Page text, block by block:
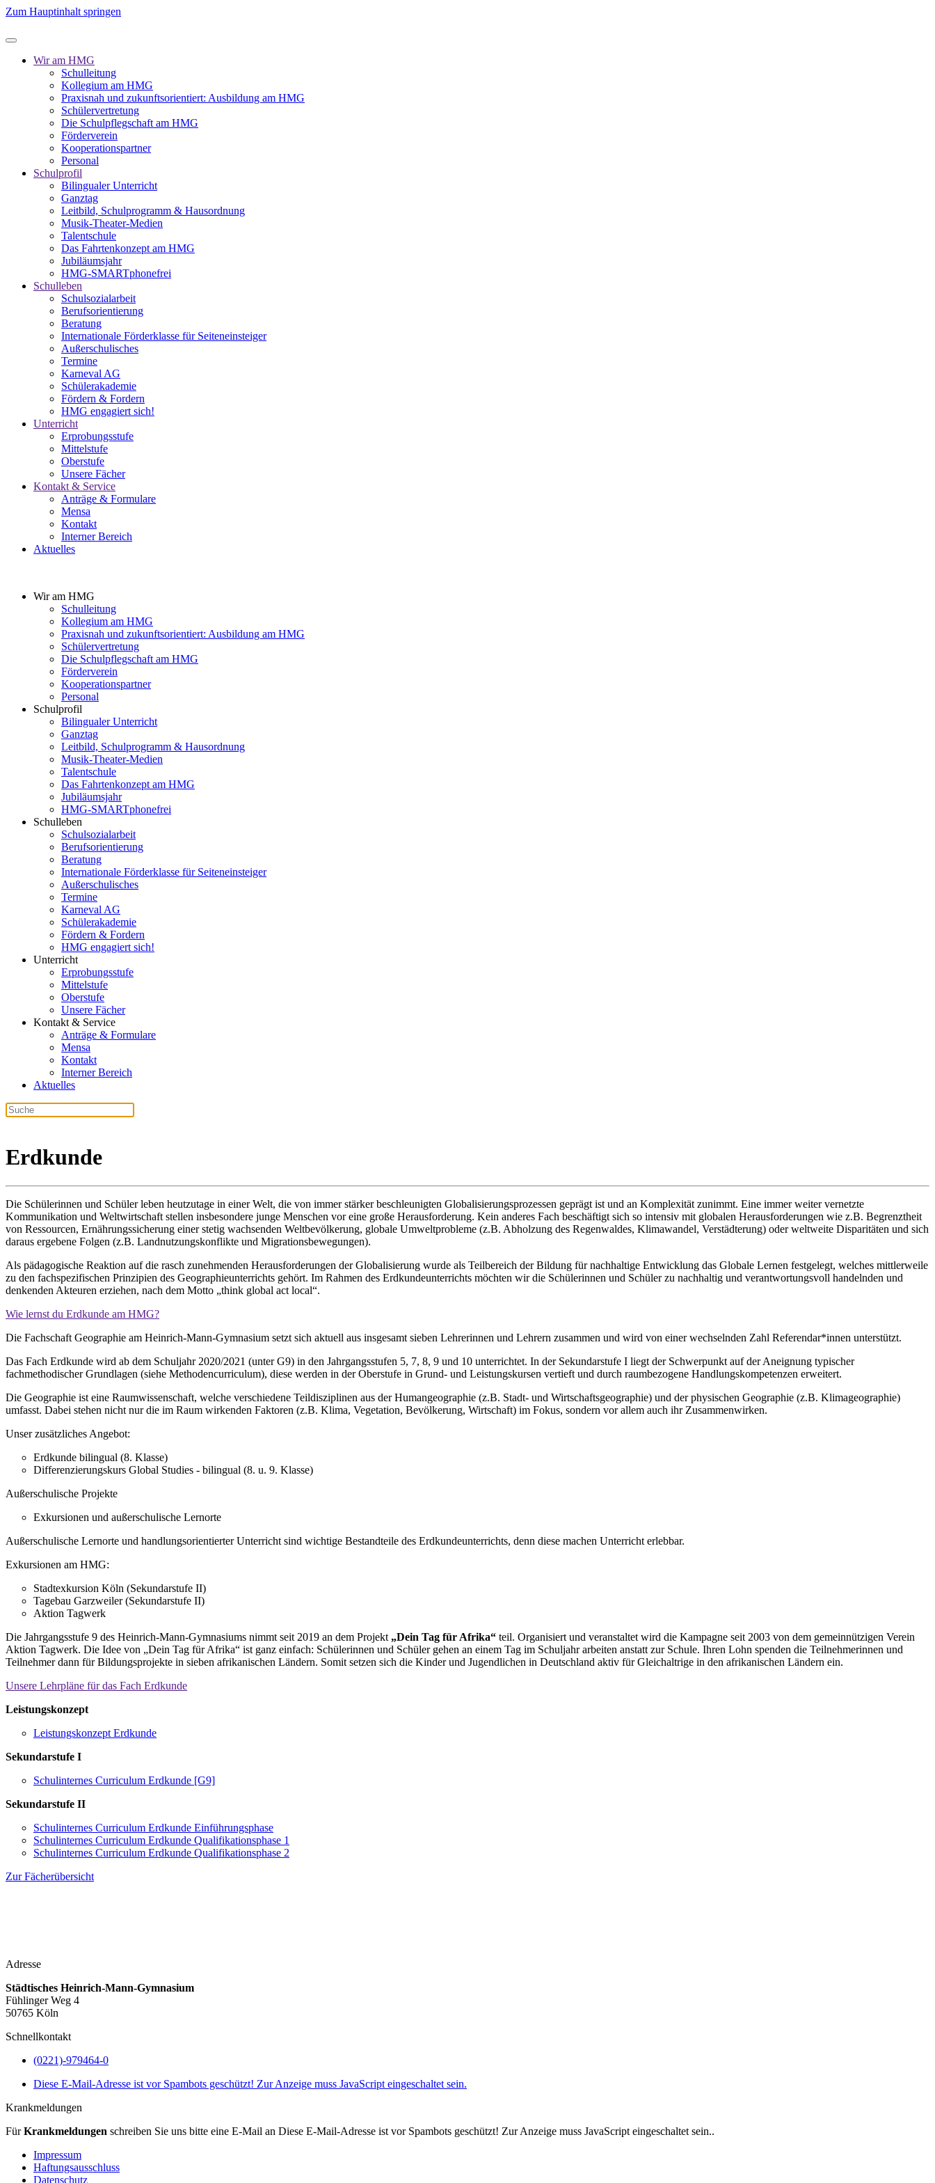
Zum Hauptinhalt springen
Wir am HMG
Schulleitung
Kollegium am HMG
Praxisnah und zukunftsorientiert: Ausbildung am HMG
Schülervertretung
Die Schulpflegschaft am HMG
Förderverein
Kooperationspartner
Personal
Schulprofil
Bilingualer Unterricht
Ganztag
Leitbild, Schulprogramm & Hausordnung
Musik-Theater-Medien
Talentschule
Das Fahrtenkonzept am HMG
Jubiläumsjahr
HMG-SMARTphonefrei
Schulleben
Schulsozialarbeit
Berufsorientierung
Beratung
Internationale Förderklasse für Seiteneinsteiger
Außerschulisches
Termine
Karneval AG
Schülerakademie
Fördern & Fordern
HMG engagiert sich!
Unterricht
Erprobungsstufe
Mittelstufe
Oberstufe
Unsere Fächer
Kontakt & Service
Anträge & Formulare
Mensa
Kontakt
Interner Bereich
Aktuelles
Wir am HMG
Schulleitung
Kollegium am HMG
Praxisnah und zukunftsorientiert: Ausbildung am HMG
Schülervertretung
Die Schulpflegschaft am HMG
Förderverein
Kooperationspartner
Personal
Schulprofil
Bilingualer Unterricht
Ganztag
Leitbild, Schulprogramm & Hausordnung
Musik-Theater-Medien
Talentschule
Das Fahrtenkonzept am HMG
Jubiläumsjahr
HMG-SMARTphonefrei
Schulleben
Schulsozialarbeit
Berufsorientierung
Beratung
Internationale Förderklasse für Seiteneinsteiger
Außerschulisches
Termine
Karneval AG
Schülerakademie
Fördern & Fordern
HMG engagiert sich!
Unterricht
Erprobungsstufe
Mittelstufe
Oberstufe
Unsere Fächer
Kontakt & Service
Anträge & Formulare
Mensa
Kontakt
Interner Bereich
Aktuelles
Erdkunde
Die Schülerinnen und Schüler leben heutzutage in einer Welt, die von immer stärker beschleunigten Globalisierungsprozessen geprägt ist und an Komplexität zunimmt. Eine immer weiter vernetzte
Kommunikation und Weltwirtschaft stellen insbesondere junge Menschen vor eine große Herausforderung. Kein anderes Fach beschäftigt sich so intensiv mit globalen Herausforderungen wie z.B. Begrenztheit
von Ressourcen, Ernährungssicherung einer stetig wachsenden Weltbevölkerung, globale Umweltprobleme (z.B. Abholzung des Regenwaldes, Klimawandel, Verstädterung) oder weltweite Disparitäten und sich
daraus ergebene Folgen (z.B. Landnutzungskonflikte und Migrationsbewegungen).
Als pädagogische Reaktion auf die rasch zunehmenden Herausforderungen der Globalisierung wurde als Teilbereich der Bildung für nachhaltige Entwicklung das Globale Lernen festgelegt, welches mittlerweile
zu den fachspezifischen Prinzipien des Geographieunterrichts gehört. Im Rahmen des Erdkundeunterrichts möchten wir die Schülerinnen und Schüler zu nachhaltig und verantwortungsvoll handelnden und
denkenden Akteuren erziehen, nach dem Motto „think global act local“.
Wie lernst du Erdkunde am HMG?
Die Fachschaft Geographie am Heinrich-Mann-Gymnasium setzt sich aktuell aus insgesamt sieben Lehrerinnen und Lehrern zusammen und wird von einer wechselnden Zahl Referendar*innen unterstützt.
Das Fach Erdkunde wird ab dem Schuljahr 2020/2021 (unter G9) in den Jahrgangsstufen 5, 7, 8, 9 und 10 unterrichtet. In der Sekundarstufe I liegt der Schwerpunkt auf der Aneignung typischer
fachmethodischer Grundlagen (siehe Methodencurriculum), diese werden in der Oberstufe in Grund- und Leistungskursen vertieft und durch raumbezogene Handlungskompetenzen erweitert.
Die Geographie ist eine Raumwissenschaft, welche verschiedene Teildisziplinen aus der Humangeographie (z.B. Stadt- und Wirtschaftsgeographie) und der physischen Geographie (z.B. Klimageographie)
umfasst. Dabei stehen nicht nur die im Raum wirkenden Faktoren (z.B. Klima, Vegetation, Bevölkerung, Wirtschaft) im Fokus, sondern vor allem auch ihr Zusammenwirken.
Unser zusätzliches Angebot:
Erdkunde bilingual (8. Klasse)
Differenzierungskurs Global Studies - bilingual (8. u. 9. Klasse)
Außerschulische Projekte
Exkursionen und außerschulische Lernorte
Außerschulische Lernorte und handlungsorientierter Unterricht sind wichtige Bestandteile des Erdkundeunterrichts, denn diese machen Unterricht erlebbar.
Exkursionen am HMG:
Stadtexkursion Köln (Sekundarstufe II)
Tagebau Garzweiler (Sekundarstufe II)
Aktion Tagwerk
Die Jahrgangsstufe 9 des Heinrich-Mann-Gymnasiums nimmt seit 2019 an dem Projekt „Dein Tag für Afrika“ teil. Organisiert und veranstaltet wird die Kampagne seit 2003 von dem gemeinnützigen Verein
Aktion Tagwerk. Die Idee von „Dein Tag für Afrika“ ist ganz einfach: Schülerinnen und Schüler gehen an einem Tag im Schuljahr arbeiten anstatt zur Schule. Ihren Lohn spenden die Teilnehmerinnen und
Teilnehmer dann für Bildungsprojekte in sieben afrikanischen Ländern. Somit setzen sich die Kinder und Jugendlichen in Deutschland aktiv für Gleichaltrige in den afrikanischen Ländern ein.
Unsere Lehrpläne für das Fach Erdkunde
Leistungskonzept
Leistungskonzept Erdkunde
Sekundarstufe I
Schulinternes Curriculum Erdkunde [G9]
Sekundarstufe II
Schulinternes Curriculum Erdkunde Einführungsphase
Schulinternes Curriculum Erdkunde Qualifikationsphase 1
Schulinternes Curriculum Erdkunde Qualifikationsphase 2
Zur Fächerübersicht
Adresse
Städtisches Heinrich-Mann-Gymnasium
Fühlinger Weg 4
50765 Köln
Schnellkontakt
(0221)-979464-0
Diese E-Mail-Adresse ist vor Spambots geschützt! Zur Anzeige muss JavaScript eingeschaltet sein.
Krankmeldungen
FürKrankmeldungen schreiben Sie uns bitte eine E-Mail an Diese E-Mail-Adresse ist vor Spambots geschützt! Zur Anzeige muss JavaScript eingeschaltet sein..
Impressum
Haftungsausschluss
Datenschutz